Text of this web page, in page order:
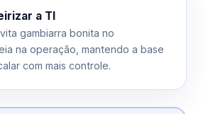
a TI
gambiarra bonita no
na operação, mantendo a base
com mais controle.